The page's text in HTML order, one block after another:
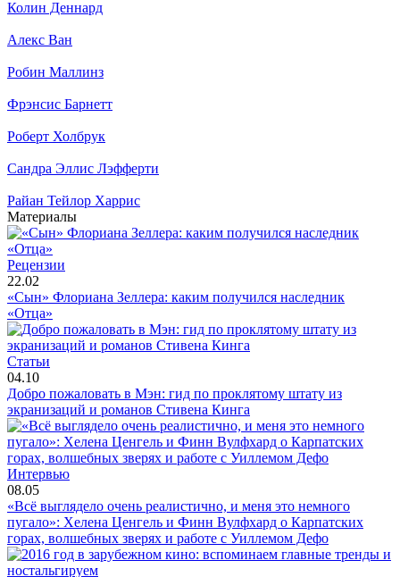
Колин Деннард
Алекс Ван
Робин Маллинз
Фрэнсис Барнетт
Роберт Холбрук
Сандра Эллис Лэфферти
Райан Тейлор Харрис
Материалы
Рецензии
22.02
«Сын» Флориана Зеллера: каким получился наследник
«Отца»
Статьи
04.10
Добро пожаловать в Мэн: гид по проклятому штату из
экранизаций и романов Стивена Кинга
Интервью
08.05
«Всё выглядело очень реалистично, и меня это немного
пугало»: Хелена Ценгель и Финн Вулфхард о Карпатских
горах, волшебных зверях и работе с Уиллемом Дефо